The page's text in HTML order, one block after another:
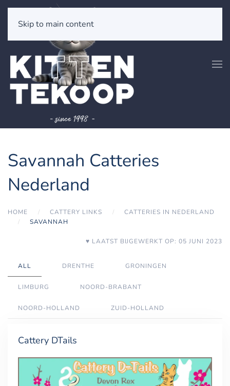
Skip to main content
Savannah Catteries
Nederland
HOME CATTERY LINKS
CATTERIES IN NEDERLAND
SAVANNAH
♥ LAATST BIJGEWERKT OP: 05 JUNI 2023
ALL DRENTHE GRONINGEN
LIMBURG NOORD-BRABANT
NOORD-HOLLAND ZUID-HOLLAND
Cattery DTails